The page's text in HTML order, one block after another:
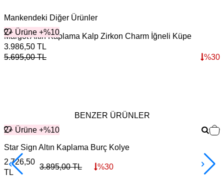
Mankendeki Diğer Ürünler
2+ Ürüne +%10
Margot Altın Kaplama Kalp Zirkon Charm İğneli Küpe
3.986,50 TL
5.695,00TL %30
BENZER ÜRÜNLER
2+ Ürüne +%10
Star Sign Altın Kaplama Burç Kolye
2.726,50
TL
3.895,00TL %30